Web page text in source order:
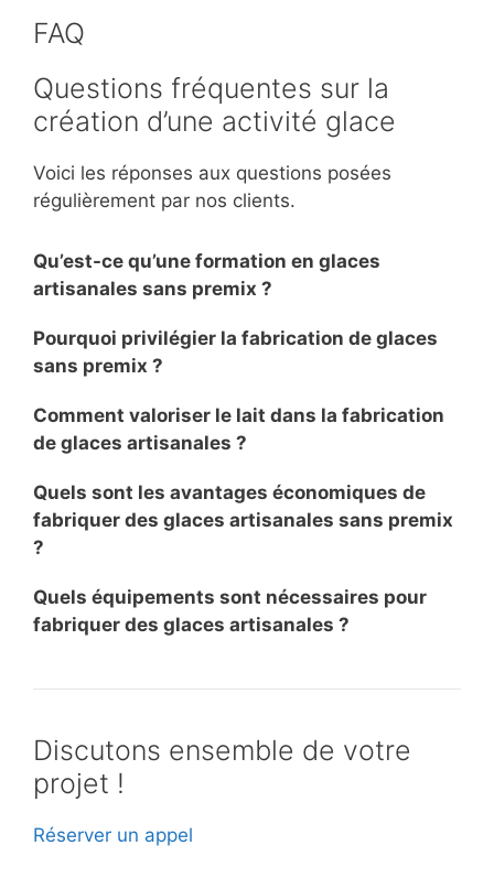
FAQ
Questions fréquentes sur la
création d’une activité glace
Voici les réponses aux questions posées
régulièrement par nos clients.
Qu’est-ce qu’une formation en glaces
artisanales sans premix ?
Pourquoi privilégier la fabrication de glaces
sans premix ?
Comment valoriser le lait dans la fabrication
de glaces artisanales ?
Quels sont les avantages économiques de
fabriquer des glaces artisanales sans premix
?
Quels équipements sont nécessaires pour
fabriquer des glaces artisanales ?
Discutons ensemble de votre
projet !
Réserver un appel